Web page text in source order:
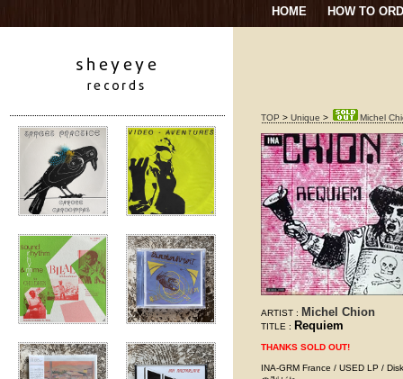
HOME HOW TO
TOP > Unique > Michel
ARTIST : Michel Chion
TITLE : Requiem
THANKS SOLD OUT!
INA-GRM France / USED LP /